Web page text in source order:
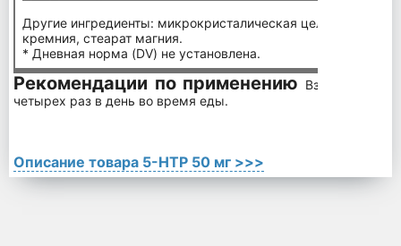
Другие ингредиенты: микрокристалическая целлюлоза,
кремния, стеарат магния.
* Дневная норма (DV) не установлена.
Рекомендации по применению Взрослым
четырех раз в день во время еды.
Описание товара 5-HTP 50 мг >>>